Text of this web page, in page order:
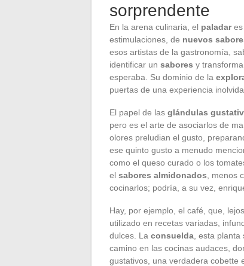
sorprendente
En la arena culinaria, el paladares
estimulaciones, de nuevos
esos artistas de la gastronomía,
identificar un sabores y
esperaba. Su dominio de la
puertas de una experiencia
El papel de las glándulas
pero es el arte de asociarlos de
olores preludian el gusto,
ese quinto gusto a menudo
como el queso curado o los
el sabores almidonados , menos
cocinarlos; podría, a su vez,
Hay, por ejemplo, el café, que,
utilizado en recetas variadas,
dulces. La consuelda , esta
camino en las cocinas audaces,
gustativos, una verdadera cobette